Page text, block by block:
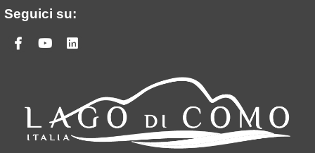
Seguici su:
Facebook
Youtube